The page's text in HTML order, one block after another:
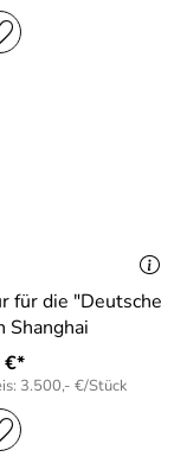
für die "Deutsche
Shanghai
€*
3.500,- €/Stück